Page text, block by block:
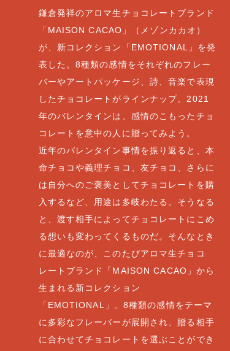
鎌倉発祥のアロマ生チョコレートブランド
「MAISON CACAO」（メゾンカカオ）
が、新コレクション「EMOTIONAL」を発
表した。8種類の感情をそれぞれのフレー
バーやアートパッケージ、詩、音楽で表現
したチョコレートがラインナップ。2021
年のバレンタインは、感情のこもったチョ
コレートを意中の人に贈ってみよう。
近年のバレンタイン事情を振り返ると、本
命チョコや義理チョコ、友チョコ、さらに
は自分へのご褒美としてチョコレートを購
入するなど、用途は多岐わたる。そうなる
と、渡す相手によってチョコレートにこめ
る想いも変わってくるものだ。そんなとき
に最適なのが、このたびアロマ生チョコ
レートブランド「MAISON CACAO」から
生まれる新コレクション
「EMOTIONAL」。8種類の感情をテーマ
に多彩なフレーバーが展開され、贈る相手
に合わせてチョコレートを選ぶことができ